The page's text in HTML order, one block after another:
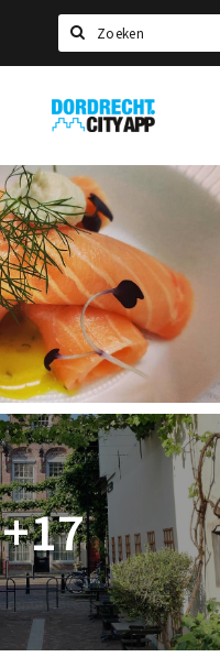
Zoeken
Dordrecht
City
+17